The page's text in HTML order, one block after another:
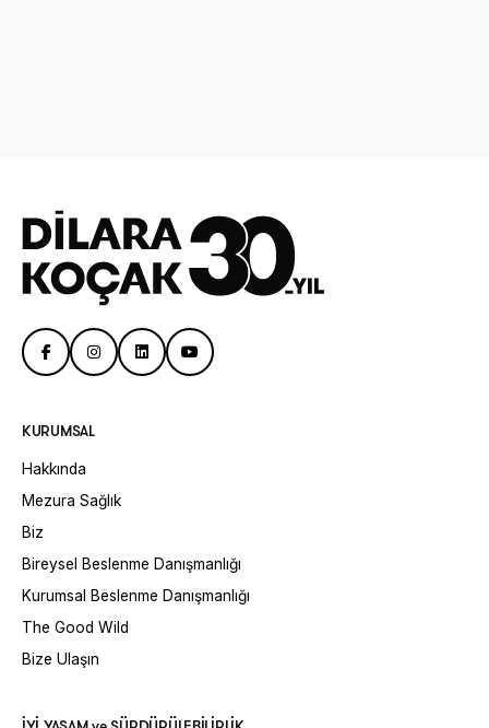
KURUMSAL
Hakkında
Mezura Sağlık
Biz
Bireysel Beslenme Danışmanlığı
Kurumsal Beslenme Danışmanlığı
The Good Wild
Bize Ulaşın